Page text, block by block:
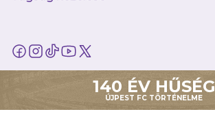
140 ÉV HŰSÉG
ÚJPEST FC TÖRTÉNELME
Babaváró
ajándékcsomag
Újpest FC
Pályarend